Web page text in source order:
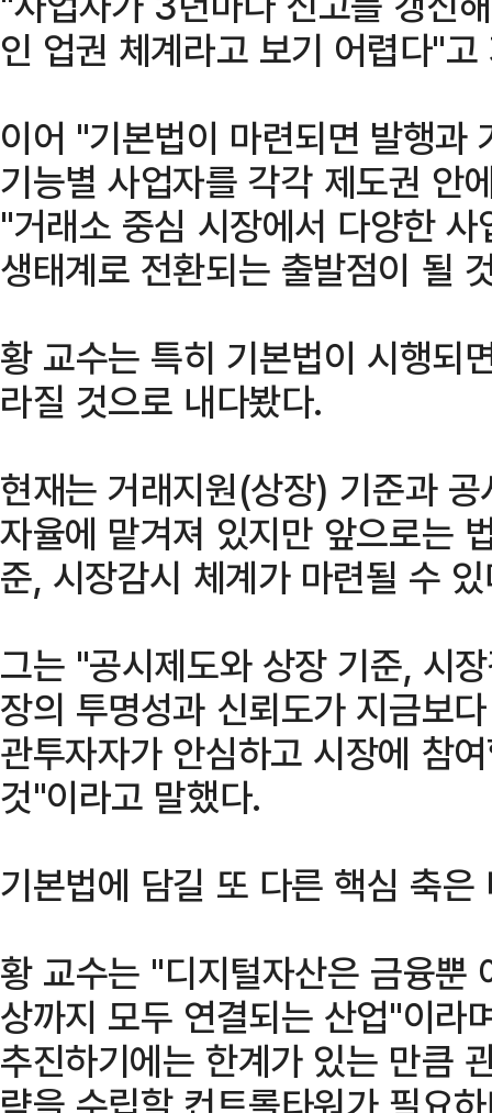
인 업권 체계라고 보기 어렵다"고
이어 "기본법이 마련되면 발행과
기능별 사업자를 각각 제도권 안
"거래소 중심 시장에서 다양한
생태계로 전환되는 출발점이 될
황 교수는 특히 기본법이 시행되
라질 것으로 내다봤다.
현재는 거래지원(상장) 기준과
자율에 맡겨져 있지만 앞으로는
준, 시장감시 체계가 마련될 수
그는 "공시제도와 상장 기준, 시
장의 투명성과 신뢰도가 지금보
관투자자가 안심하고 시장에 참
것"이라고 말했다.
기본법에 담길 또 다른 핵심 축
황 교수는 "디지털자산은 금융뿐
상까지 모두 연결되는 산업"이라
추진하기에는 한계가 있는 만큼